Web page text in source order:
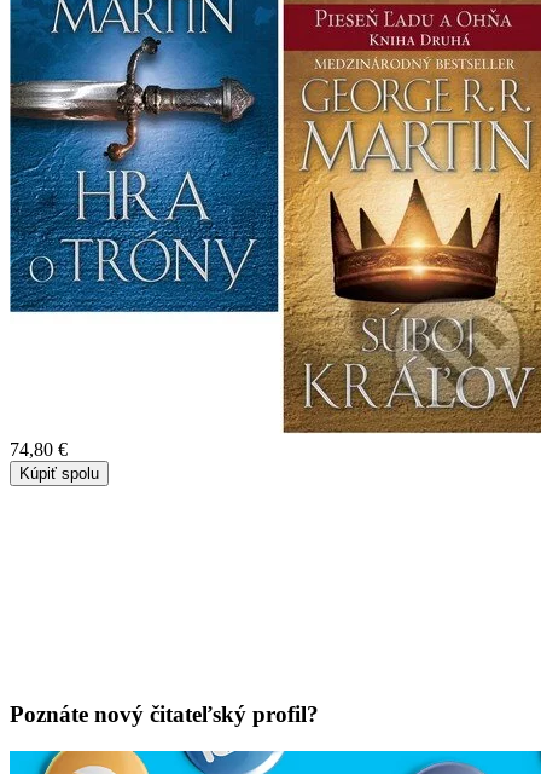
74,80 €
Kúpiť spolu
Poznáte nový čitateľský profil?